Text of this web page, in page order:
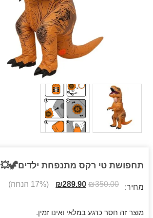
תחפושת טי רקס מתנפחת ילדים🦖💥
מחיר: ₪350.00
₪289.90 (17% הנחה)
מוצר זה חסר כרגע במלאי ואינו זמין.